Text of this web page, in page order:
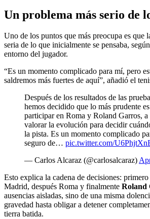
Un problema más serio de
Uno de los puntos que más preocupa es que
seria de lo que inicialmente se pensaba,
entorno del jugador.
“Es un momento complicado para mí, pero
saldremos más fuertes de aquí”, añadió el
Después de los resultados de las
hemos decidido que lo más prudente
participar en Roma y Roland Garros, a
valorar la evolución para decidir
la pista. Es un momento complicado
seguro de… pic.twitter.com/
— Carlos Alcaraz (@carlosalcaraz)
Esto explica la cadena de decisiones:
Madrid, después Roma y finalmente Roland
ausencias aisladas, sino de una misma
gravedad hasta obligar a detener
tierra batida.